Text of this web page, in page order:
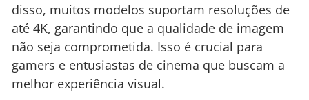
disso, muitos modelos suportam resoluções de
até 4K, garantindo que a qualidade de imagem
não seja comprometida. Isso é crucial para
gamers e entusiastas de cinema que buscam a
melhor experiência visual.